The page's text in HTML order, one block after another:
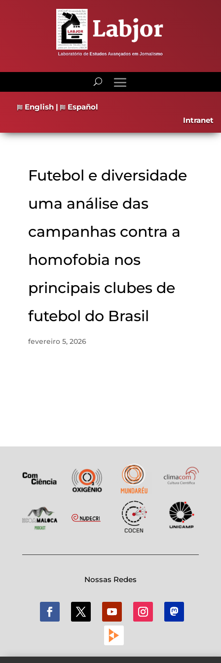
English |
Español
Intranet
Futebol e diversidade
uma análise das
campanhas contra a
homofobia nos
principais clubes de
futebol do Brasil
fevereiro 5, 2026
Nossas Redes